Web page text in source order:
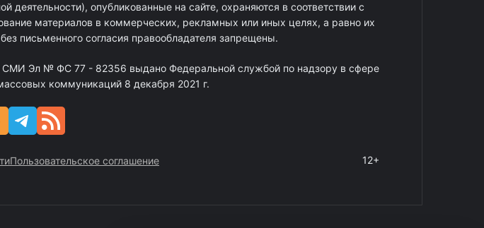
деятельности), опубликованные на сайте, охраняются в соответствии с
материалов в коммерческих, рекламных или иных целях, а равно их
письменного согласия правообладателя запрещены.
СМИ Эл № ФС 77 - 82356 выдано Федеральной службой по надзору в сфере
коммуникаций 8 декабря 2021 г.
Пользовательское соглашение 12+